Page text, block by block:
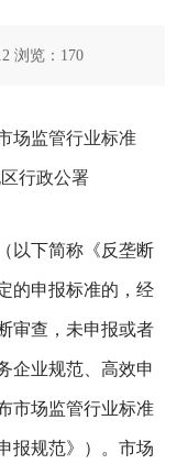
浏览： 170
场监管行业标准
行政公署
以下简称《反垄断
的申报标准的，经
审查，未申报或者
企业规范、高效申
市场监管行业标准
报规范》）。市场